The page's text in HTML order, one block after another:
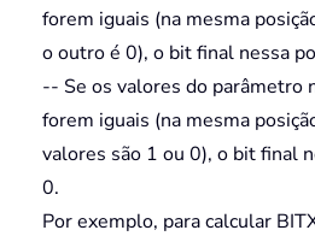
forem iguais (na mesma
o outro é 0), o bit final nessa
-- Se os valores do parâmetro
forem iguais (na mesma
valores são 1 ou 0), o bit final
0.
Por exemplo, para calcular